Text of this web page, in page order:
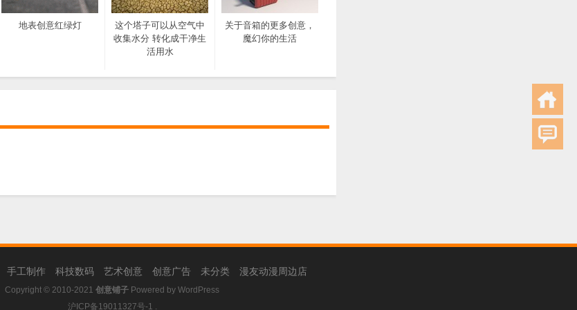
地表创意红绿灯
这个塔子可以从空气中
收集水分 转化成干净生
活用水
关于音箱的更多创意，
魔幻你的生活
手工制作 科技数码 艺术创意 创意广告 未分类 漫友动漫周边店
Copyright © 2010-2021 创意铺子 Powered by WordPress
沪ICP备19011327号-1